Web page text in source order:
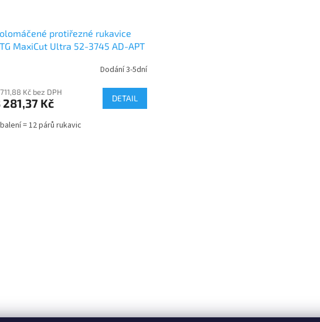
protiřezné rukavice
MaxiCut Ultra 52-3745 AD-APT
Dodání 3-5dní
Kč bez DPH
281,37 Kč DETAIL
= 12 párů rukavic
p